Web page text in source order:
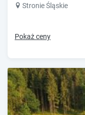
Stronie Śląskie
Pokaż ceny